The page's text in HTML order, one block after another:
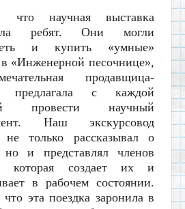
научная выставка
ребят. Они могли
и купить «умные»
«Инженерной песочнице»,
продавщица-
предлагала с каждой
провести научный
Наш экскурсовод
не только рассказывал о
но и представлял членов
которая создает их и
в рабочем состоянии.
эта поездка заронила в